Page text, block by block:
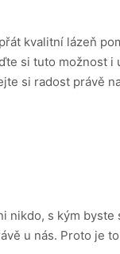
kvalitní lázeň
si tuto možnost i
si radost právě
nikdo, s kým
u nás. Proto je